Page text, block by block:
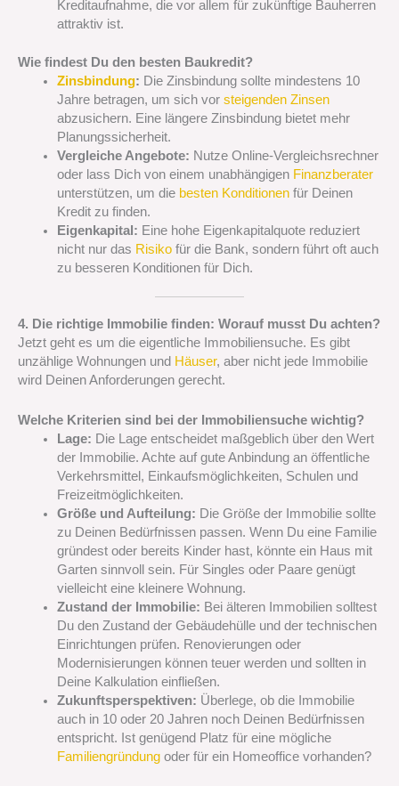
Kreditaufnahme, die vor allem für zukünftige Bauherren
attraktiv ist.
Wie findest Du den besten Baukredit?
Zinsbindung: Die Zinsbindung sollte mindestens 10
Jahre betragen, um sich vor steigenden Zinsen
abzusichern. Eine längere Zinsbindung bietet mehr
Planungssicherheit.
Vergleiche Angebote: Nutze Online-Vergleichsrechner
oder lass Dich von einem unabhängigen Finanzberater
unterstützen, um die besten Konditionenfür Deinen
Kredit zu finden.
Eigenkapital: Eine hohe Eigenkapitalquote reduziert
nicht nur das Risikofür die Bank, sondern führt oft auch
zu besseren Konditionen für Dich.
4. Die richtige Immobilie finden: Worauf musst Du achten?
Jetzt geht es um die eigentliche Immobiliensuche. Es gibt
unzählige Wohnungen und Häuser, aber nicht jede Immobilie
wird Deinen Anforderungen gerecht.
Welche Kriterien sind bei der Immobiliensuche wichtig?
Lage: Die Lage entscheidet maßgeblich über den Wert
der Immobilie. Achte auf gute Anbindung an öffentliche
Verkehrsmittel, Einkaufsmöglichkeiten, Schulen und
Freizeitmöglichkeiten.
Größe und Aufteilung: Die Größe der Immobilie sollte
zu Deinen Bedürfnissen passen. Wenn Du eine Familie
gründest oder bereits Kinder hast, könnte ein Haus mit
Garten sinnvoll sein. Für Singles oder Paare genügt
vielleicht eine kleinere Wohnung.
Zustand der Immobilie: Bei älteren Immobilien solltest
Du den Zustand der Gebäudehülle und der technischen
Einrichtungen prüfen. Renovierungen oder
Modernisierungen können teuer werden und sollten in
Deine Kalkulation einfließen.
Zukunftsperspektiven: Überlege, ob die Immobilie
auch in 10 oder 20 Jahren noch Deinen Bedürfnissen
entspricht. Ist genügend Platz für eine mögliche
Familiengründungoder für ein Homeoffice vorhanden?